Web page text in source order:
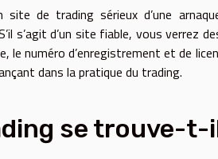
de trading sérieux d’une
s’agit d’un site fiable, vous verrez
le numéro d’enregistrement et de
dans la pratique du trading.
se trouve-t-il